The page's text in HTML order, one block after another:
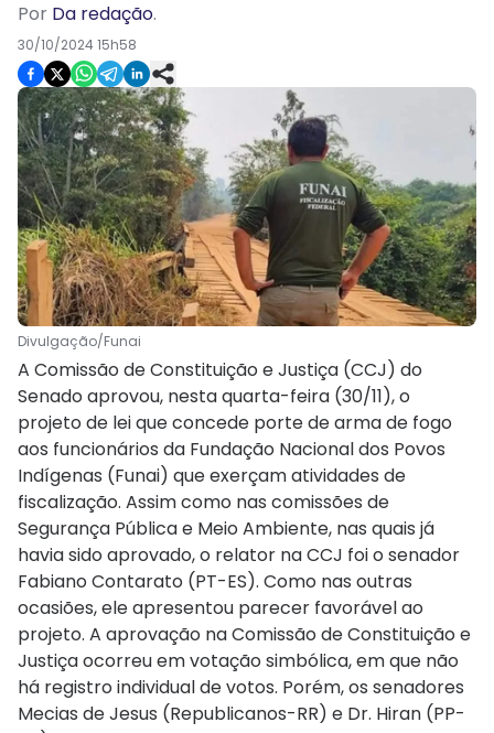
Por Da redação.
30/10/2024 15h58
Divulgação/Funai
A Comissão de Constituição e Justiça (CCJ) do
Senado aprovou, nesta quarta-feira (30/11), o
projeto de lei que concede porte de arma de fogo
aos funcionários da Fundação Nacional dos Povos
Indígenas (Funai) que exerçam atividades de
fiscalização. Assim como nas comissões de
Segurança Pública e Meio Ambiente, nas quais já
havia sido aprovado, o relator na CCJ foi o senador
Fabiano Contarato (PT-ES). Como nas outras
ocasiões, ele apresentou parecer favorável ao
projeto. A aprovação na Comissão de Constituição e
Justiça ocorreu em votação simbólica, em que não
há registro individual de votos. Porém, os senadores
Mecias de Jesus (Republicanos-RR) e Dr. Hiran (PP-